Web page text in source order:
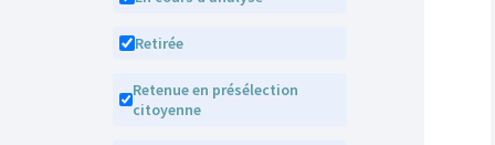
Retirée
Retenue en présélection
citoyenne